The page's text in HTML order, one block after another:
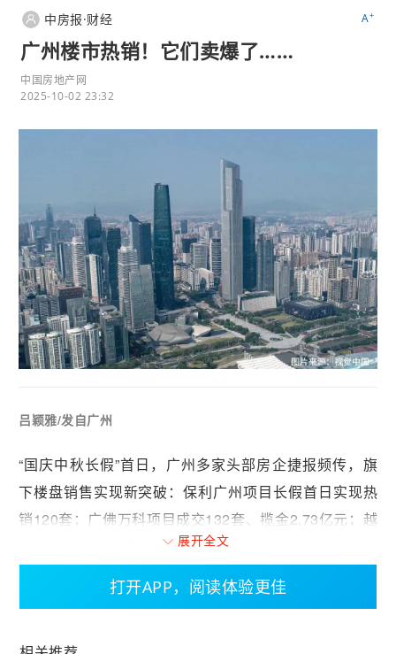
中房报·财经 A+
广州楼市热销！它们卖爆了……
中国房地产网
2025-10-02 23:32
吕颖雅/发自广州
“国庆中秋长假”首日，广州多家头部房企捷报频传，旗
下楼盘销售实现新突破：保利广州项目长假首日实现热
销120套；广佛万科项目成交132套、揽金2.73亿元；越
秀地产广州区域案场首日来访量超过2000组……
“‘国庆中秋长假’，各案场团队基本全员在岗，通过‘特价
求项目快速转化。”广州一位品牌房企营销负责人表示。
展开全文
打开APP，阅读体验更佳